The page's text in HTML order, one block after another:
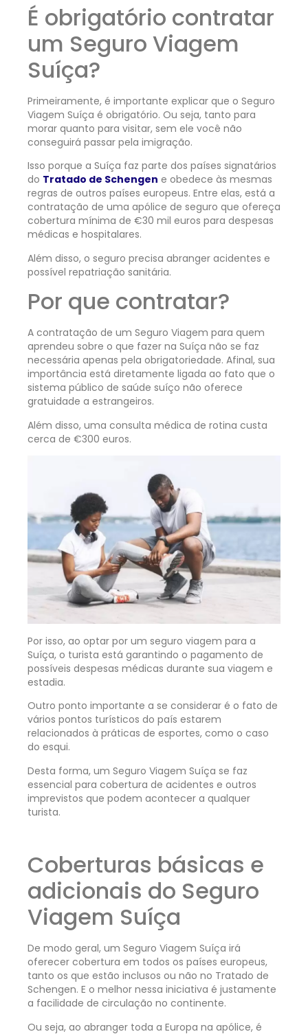
É obrigatório contratar
um Seguro Viagem
Suíça?
Primeiramente, é importante explicar que o Seguro
Viagem Suíça é obrigatório. Ou seja, tanto para
morar quanto para visitar, sem ele você não
conseguirá passar pela imigração.
Isso porque a Suíça faz parte dos países signatários
do Tratado de Schengen e obedece às mesmas
regras de outros países europeus. Entre elas, está a
contratação de uma apólice de seguro que ofereça
cobertura mínima de €30 mil euros para despesas
médicas e hospitalares.
Além disso, o seguro precisa abranger acidentes e
possível repatriação sanitária.
Por que contratar?
A contratação de um Seguro Viagem para quem
aprendeu sobre o que fazer na Suíça não se faz
necessária apenas pela obrigatoriedade. Afinal, sua
importância está diretamente ligada ao fato que o
sistema público de saúde suíço não oferece
gratuidade a estrangeiros.
Além disso, uma consulta médica de rotina custa
cerca de €300 euros.
Por isso, ao optar por um seguro viagem para a
Suíça, o turista está garantindo o pagamento de
possíveis despesas médicas durante sua viagem e
estadia.
Outro ponto importante a se considerar é o fato de
vários pontos turísticos do país estarem
relacionados à práticas de esportes, como o caso
do esqui.
Desta forma, um Seguro Viagem Suíça se faz
essencial para cobertura de acidentes e outros
imprevistos que podem acontecer a qualquer
turista.
Coberturas básicas e
adicionais do Seguro
Viagem Suíça
De modo geral, um Seguro Viagem Suíça irá
oferecer cobertura em todos os países europeus,
tanto os que estão inclusos ou não no Tratado de
Schengen. E o melhor nessa iniciativa é justamente
a facilidade de circulação no continente.
Ou seja, ao abranger toda a Europa na apólice, é